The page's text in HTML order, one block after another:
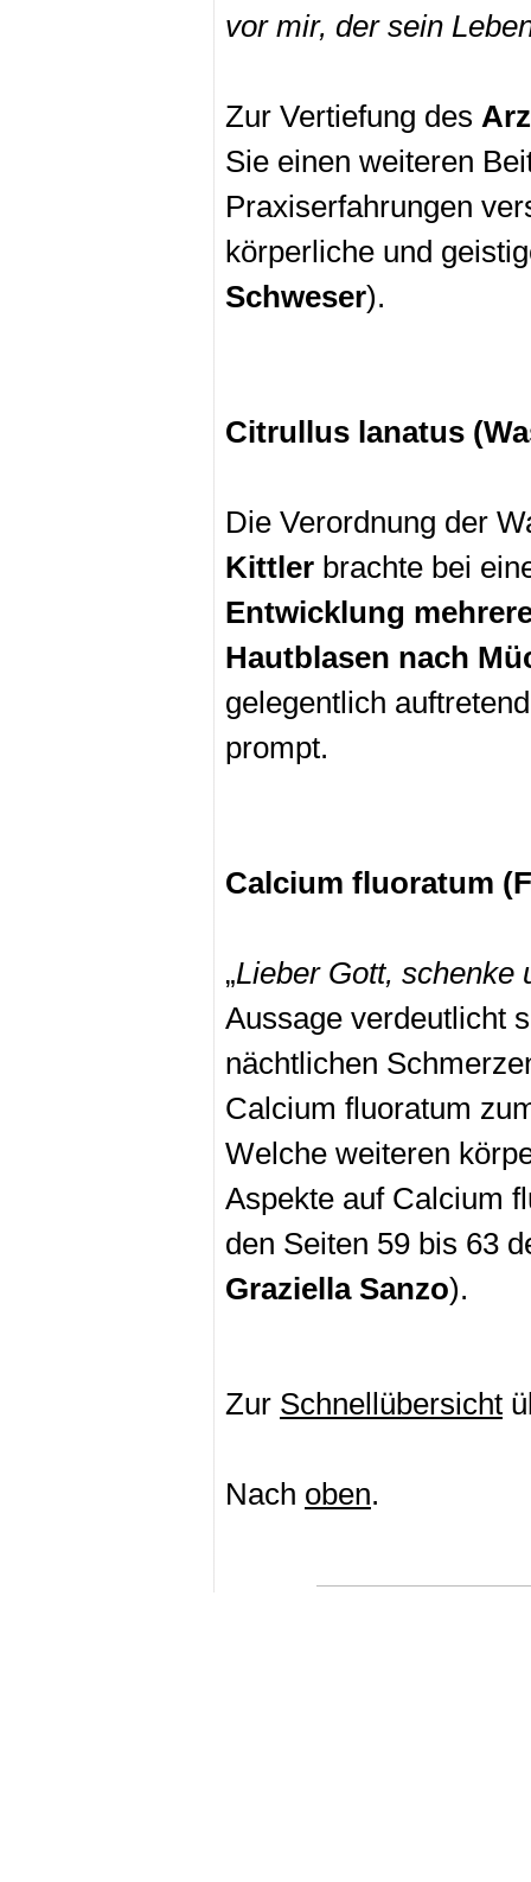
vor mir, der sein
Zur Vertiefung des
Sie einen weiteren
Praxiserfahrungen
körperliche und
Schweser).
Citrullus lanatus
Die Verordnung der
Kittler brachte bei
Entwicklung
Hautblasen nach
gelegentlich
prompt.
Calcium fluoratum
„Lieber Gott, schenke
Aussage verdeutlicht
nächtlichen
Calcium fluoratum
Welche weiteren
Aspekte auf Calcium
den Seiten 59 bis 63
Graziella Sanzo).
Zur Schnellübersicht
Nach oben.